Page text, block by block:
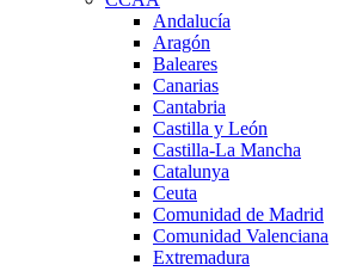
Andalucía
Aragón
Baleares
Canarias
Cantabria
Castilla y León
Castilla-La Mancha
Catalunya
Ceuta
Comunidad de Madrid
Comunidad Valenciana
Extremadura